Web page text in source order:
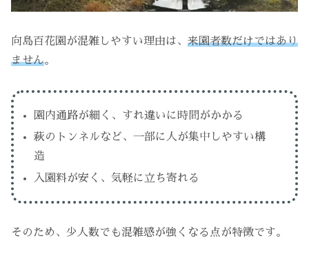
向島百花園が混雑しやすい理由は、 来園者数だけではあり
ません。
園内通路が細く、すれ違いに時間がかかる
萩のトンネルなど、一部に人が集中しやすい構
造
入園料が安く、気軽に立ち寄れる
そのため、少人数でも混雑感が強くなる点が特徴です。